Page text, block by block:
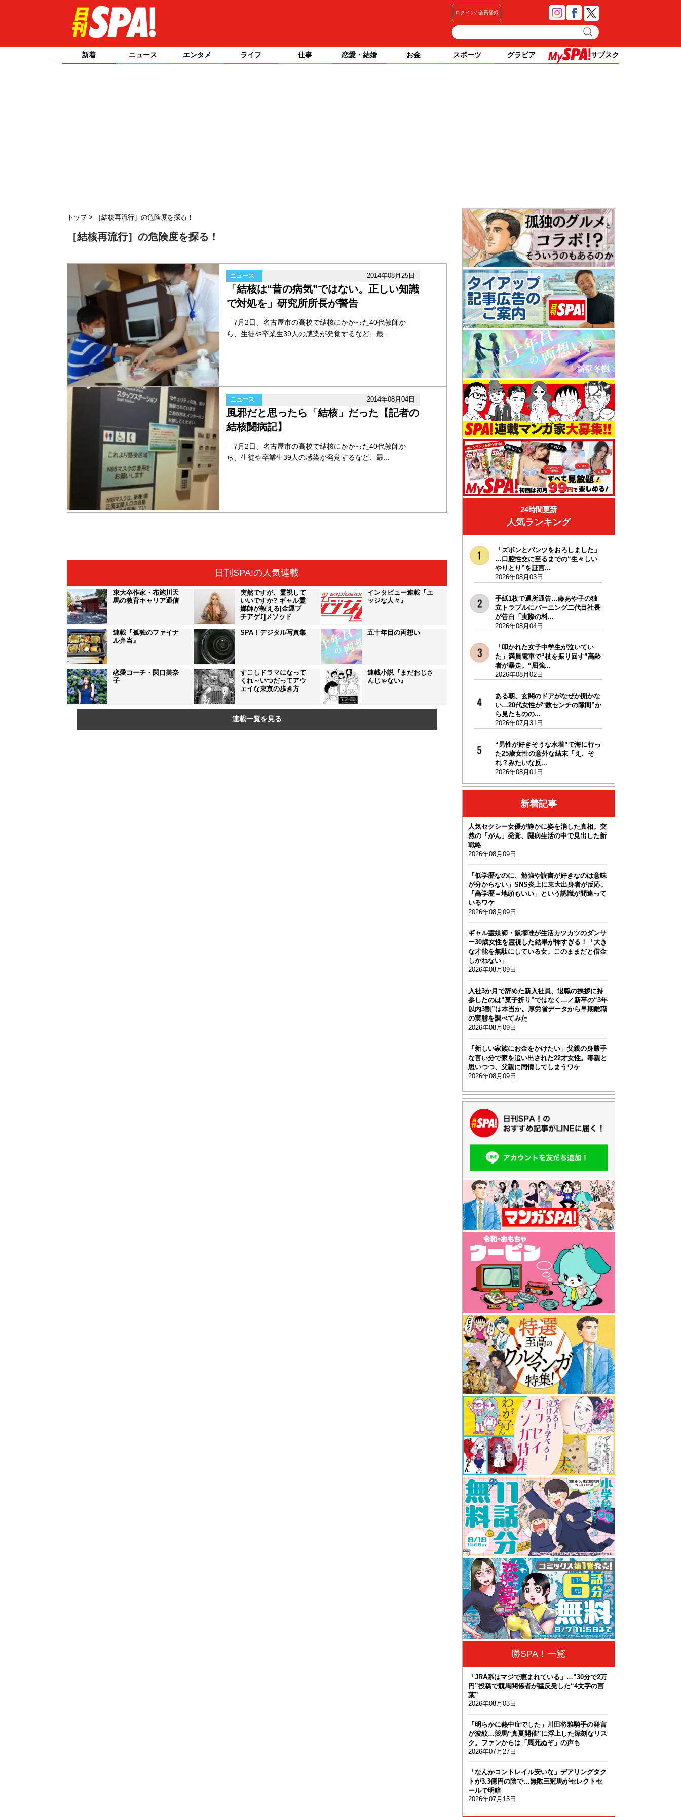
ログイン 会員登録
新着 ニュース エンタメ ライフ 仕事 恋愛・結婚 お金 スポーツ グラビア サブスク
トップ ［結核再流行］の危険度を探る！
［結核再流行］の危険度を探る！
ニュース 2014年08月25日
「結核は“昔の病気”ではない。正しい知識
で対処を」研究所所長が警告
7月2日、名古屋市の高校で結核にかかった40代教師か
ら、生徒や卒業生39人の感染が発覚するなど、最...
ニュース 2014年08月04日
風邪だと思ったら「結核」だった【記者の
結核闘病記】
7月2日、名古屋市の高校で結核にかかった40代教師か
ら、生徒や卒業生39人の感染が発覚するなど、最...
日刊SPA!の人気連載
東大卒作家・布施川天
馬の教育キャリア通信
突然ですが、霊視して
いいですか? ギャル霊
媒師が教える[金運ブ
チアゲ⤴]メソッド
インタビュー連載『エ
ッジな人々』
連載『孤独のファイナ
ル弁当』
SPA！デジタル写真集 五十年目の両想い
恋愛コーチ・関口美奈
子
すこしドラマになって
くれ～いつだってアウ
ェイな東京の歩き方
連載小説『まだおじさ
んじゃない』
連載一覧を見る
24時間更新
人気ランキング
「ズボンとパンツをおろしました」
…口腔性交に至るまでの“生々しい
やりとり”を証言...
2026年08月03日
手紙1枚で退所通告…藤あや子の独
立トラブルにバーニング二代目社長
が告白「実際の料...
2026年08月04日
「叩かれた女子中学生が泣いてい
た」満員電車で“杖を振り回す”高齢
者が暴走。“屈強...
2026年08月02日
ある朝、玄関のドアがなぜか開かな
い…20代女性が“数センチの隙間”か
ら見たものの...
2026年07月31日
“男性が好きそうな水着”で海に行っ
た25歳女性の意外な結末「え、そ
れ？みたいな反...
2026年08月01日
新着記事
人気セクシー女優が静かに姿を消した真相。突
然の「がん」発覚、闘病生活の中で見出した新
戦略
2026年08月09日
「低学歴なのに、勉強や読書が好きなのは意味
が分からない」SNS炎上に東大出身者が反応。
「高学歴＝地頭もいい」という認識が間違って
いるワケ
2026年08月09日
ギャル霊媒師・飯塚唯が生活カツカツのダンサ
ー30歳女性を霊視した結果が怖すぎる！「大き
な才能を無駄にしている女。このままだと借金
しかねない」
2026年08月09日
入社3か月で辞めた新入社員、退職の挨拶に持
参したのは“菓子折り”ではなく…／新卒の“3年
以内3割”は本当か。厚労省データから早期離職
の実態を調べてみた
2026年08月09日
「新しい家族にお金をかけたい」父親の身勝手
な言い分で家を追い出された22才女性。毒親と
思いつつ、父親に同情してしまうワケ
2026年08月09日
勝SPA！一覧
「JRA系はマジで恵まれている」…“30分で2万
円”投稿で競馬関係者が猛反発した“4文字の言
葉”
2026年08月03日
「明らかに熱中症でした」川田将雅騎手の発言
が波紋…競馬“真夏開催”に浮上した深刻なリス
ク。ファンからは「馬死ぬぞ」の声も
2026年07月27日
「なんかコントレイル安いな」デアリングタク
トが3.3億円の陰で…無敗三冠馬がセレクトセ
ールで明暗
2026年07月15日